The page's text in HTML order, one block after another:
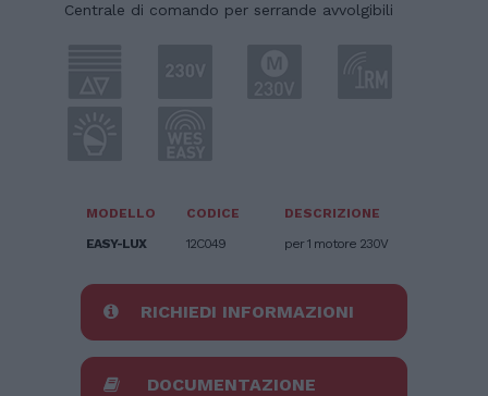
Centrale di comando per serrande avvolgibili
MODELLO CODICE
DESCRIZIONE
EASY-LUX
12C049 per 1 motore 230V
RICHIEDI INFORMAZIONI
DOCUMENTAZIONE